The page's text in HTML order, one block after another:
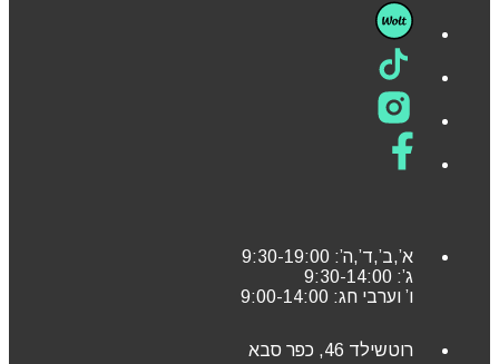
א’,ב’,ד’,ה’: 9:30-19:00
ג’: 9:30-14:00
ו’ וערבי חג: 9:00-14:00
רוטשילד 46, כפר סבא